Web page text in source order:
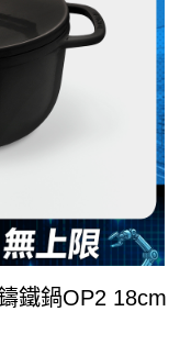
鐵鍋OP2 18cm